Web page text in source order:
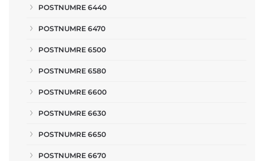
POSTNUMRE 6440
POSTNUMRE 6470
POSTNUMRE 6500
POSTNUMRE 6580
POSTNUMRE 6600
POSTNUMRE 6630
POSTNUMRE 6650
POSTNUMRE 6670